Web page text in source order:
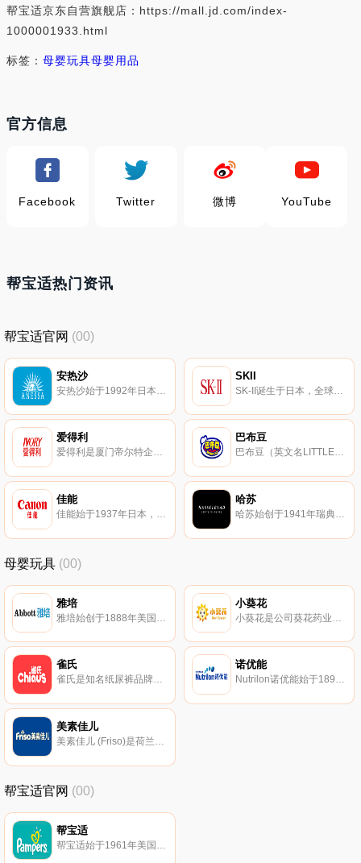
帮宝适京东自营旗舰店：https://mall.jd.com/index-
1000001933.html
标签： 母婴玩具母婴用品
官方信息
Facebook Twitter 微博 YouTube
帮宝适热门资讯
帮宝适官网 (00)
安热沙
安热沙始于1992年日本，资生堂集团旗下专业防晒品牌，主打产品是防晒乳、化妆水、乳液与粉底等，日本著名的化妆品公司。
SKII
爱得利
爱得利是厦门帝尔特企业有限公司自有母婴品牌之一 。“爱得利 ”是著名婴幼儿用品品牌，在全国同行业中享有较高的知名度。其核心产品涵盖了硅胶奶嘴，新生儿奶瓶，宝宝水杯等。同时也会开发周边产品，例如湿巾、防溢乳垫、吸奶器等。
巴布豆
巴布豆（英文名LITTLEBOBDOG）是日本SUNWORD公司于1987年所创立的卡通品牌造型，专注卡通IP运营、品牌数字整合营销的轻资产公司，授权范围有：童装、童鞋、婴童内衣、文具、书包、玩具、游戏、丛书、童车、床品、母婴用品、寝具、生活用品、饰品、礼品等全品类。
佳能
佳能始于1937年日本，专注以光学为核心的相机与办公设备制造商，立足个人消费产品、办公产品以及工业产品领域，产品包括摄影机、打印机、复印机、传真机、扫描仪、投影仪、数码相机等。
哈苏
哈苏始创于1941年瑞典，是数码中画幅相机和镜头的知名制造商之一，其产品以其标志性的人体工程学设计、图像质量和高性能而闻名。
母婴玩具 (00)
雅培 小葵花
雀氏
雀氏是知名纸尿裤品牌，集研发、设计、生产、销售、售后服务为一体，制造婴幼系列健康护理用品的大型企业。
诺优能
Nutrilon诺优能始于1896年荷兰，享有极高声誉的高品质奶粉品牌。诺优能产品研发、生产到罐装均在荷兰完成，专注于婴幼儿营养领域产品研发生产的公司。
美素佳儿
美素佳儿 (Friso)是荷兰皇家菲仕兰旗下的婴幼儿奶粉品牌。美素佳儿奶粉均是来自荷兰自家牧场，100%原产原罐进口，鲜奶到罐装一次完成，全程工艺有严格管控。
帮宝适官网 (00)
帮宝适